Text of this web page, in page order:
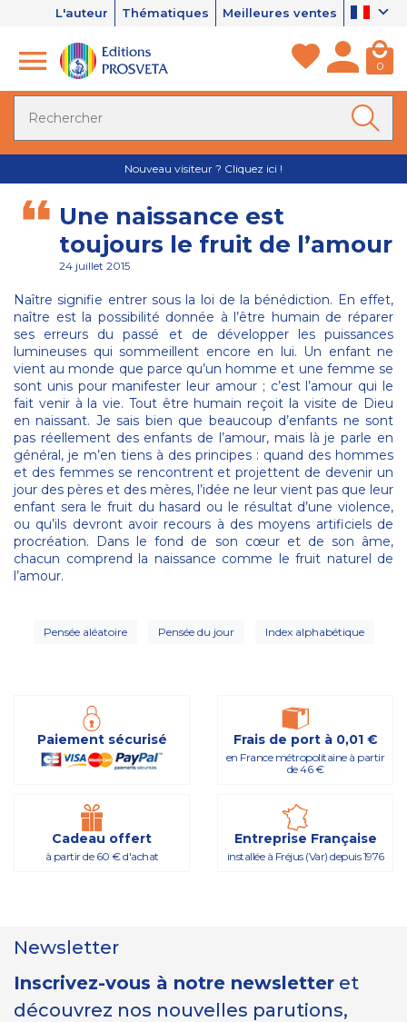
L'auteur Thématiques Meilleures ventes
0
Nouveau visiteur ? Cliquez ici !
Une naissance est
toujours le fruit de l’amour
24 juillet 2015
Naître signifie entrer sous la loi de la bénédiction. En effet,
naître est la possibilité donnée à l’être humain de réparer
ses erreurs du passé et de développer les puissances
lumineuses qui sommeillent encore en lui. Un enfant ne
vient au monde que parce qu’un homme et une femme se
sont unis pour manifester leur amour ; c’est l’amour qui le
fait venir à la vie. Tout être humain reçoit la visite de Dieu
en naissant. Je sais bien que beaucoup d’enfants ne sont
pas réellement des enfants de l’amour, mais là je parle en
général, je m’en tiens à des principes : quand des hommes
et des femmes se rencontrent et projettent de devenir un
jour des pères et des mères, l’idée ne leur vient pas que leur
enfant sera le fruit du hasard ou le résultat d’une violence,
ou qu’ils devront avoir recours à des moyens artificiels de
procréation. Dans le fond de son cœur et de son âme,
chacun comprend la naissance comme le fruit naturel de
l’amour.
Pensée aléatoire Pensée du jour Index alphabétique
Paiement sécurisé Frais de port à 0,01 €
en France métropolitaine à partir
de 46 €
Cadeau offert
à partir de 60 € d'achat
Entreprise Française
installée à Fréjus (Var) depuis 1976
Newsletter
Inscrivez-vous à notre newsletter et
découvrez nos nouvelles parutions,